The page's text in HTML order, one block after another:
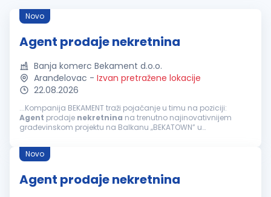
Novo
Agent prodaje nekretnina
Banja komerc Bekament d.o.o.
Aranđelovac - Izvan pretražene lokacije
22.08.2026
...Kompanija BEKAMENT traži pojačanje u timu na poziciji:
Agent prodaje nekretnina na trenutno najinovativnijem
građevinskom projektu na Balkanu „BEKATOWN” u
okruženje i orijentisani...
Novo
Agent prodaje nekretnina